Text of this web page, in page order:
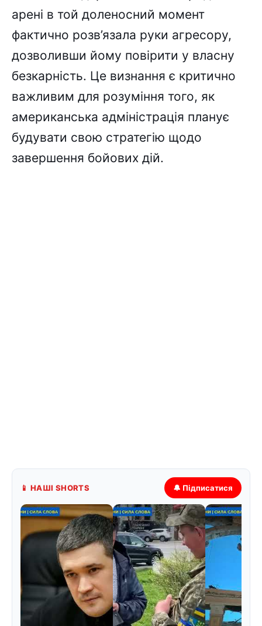
арені в той доленосний момент
фактично розв’язала руки агресору,
дозволивши йому повірити у власну
безкарність. Це визнання є критично
важливим для розуміння того, як
американська адміністрація планує
будувати свою стратегію щодо
завершення бойових дій.
📱 НАШІ SHORTS 🔔 Підписатися